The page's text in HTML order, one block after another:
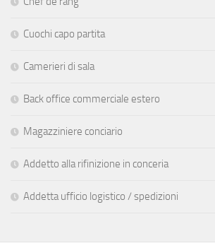
Cuochi capo partita
Camerieri di sala
Back office commerciale estero
Magazziniere conciario
Addetto alla rifinizione in conceria
Addetta ufficio logistico / spedizioni